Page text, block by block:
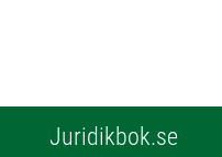
Juridikbok.se